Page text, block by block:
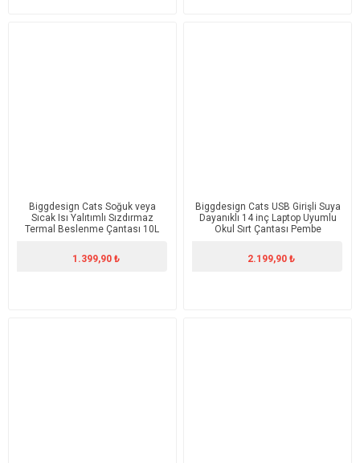
Biggdesign Cats Soğuk veya
Sıcak Isı Yalıtımlı Sızdırmaz
Termal Beslenme Çantası 10L
1.399,90 ₺
Biggdesign Cats USB Girişli Suya
Dayanıklı 14 inç Laptop Uyumlu
Okul Sırt Çantası Pembe
2.199,90 ₺